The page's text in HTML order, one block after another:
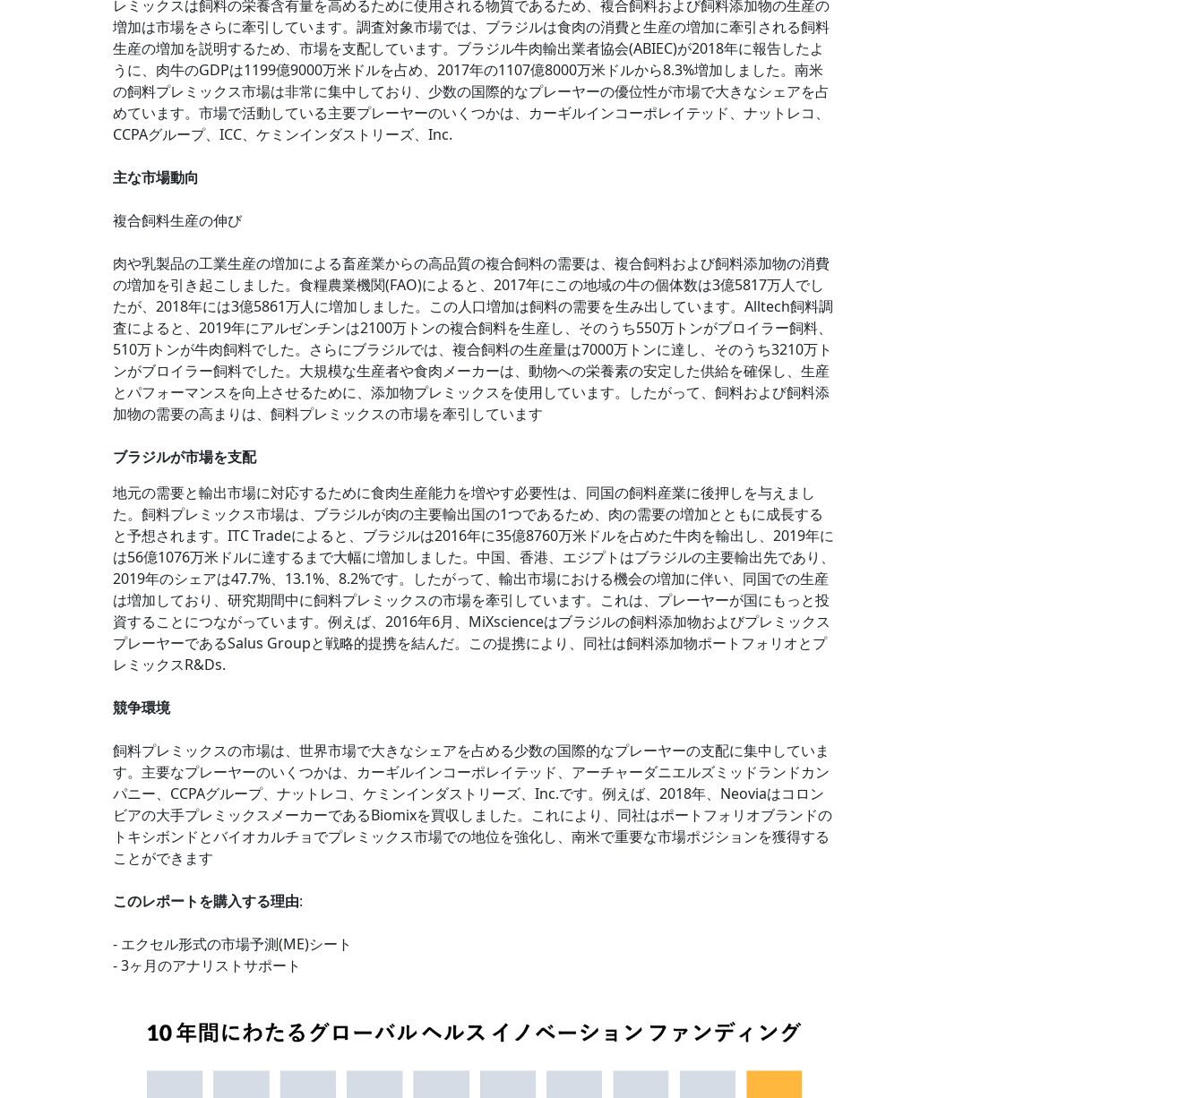
レミックスは飼料の栄養含有量を高めるために使用される物質であるため、複合飼料および飼料添加物の生産の
増加は市場をさらに牽引しています。調査対象市場では、ブラジルは食肉の消費と生産の増加に牽引される飼料
生産の増加を説明するため、市場を支配しています。ブラジル牛肉輸出業者協会(ABIEC)が2018年に報告したよ
うに、肉牛のGDPは1199億9000万米ドルを占め、2017年の1107億8000万米ドルから8.3%増加しました。南米
の飼料プレミックス市場は非常に集中しており、少数の国際的なプレーヤーの優位性が市場で大きなシェアを占
めています。市場で活動している主要プレーヤーのいくつかは、カーギルインコーポレイテッド、ナットレコ、
CCPAグループ、ICC、ケミンインダストリーズ、Inc.
主な市場動向
複合飼料生産の伸び
肉や乳製品の工業生産の増加による畜産業からの高品質の複合飼料の需要は、複合飼料および飼料添加物の消費
の増加を引き起こしました。食糧農業機関(FAO)によると、2017年にこの地域の牛の個体数は3億5817万人でし
たが、2018年には3億5861万人に増加しました。この人口増加は飼料の需要を生み出しています。Alltech飼料調
査によると、2019年にアルゼンチンは2100万トンの複合飼料を生産し、そのうち550万トンがブロイラー飼料、
510万トンが牛肉飼料でした。さらにブラジルでは、複合飼料の生産量は7000万トンに達し、そのうち3210万ト
ンがブロイラー飼料でした。大規模な生産者や食肉メーカーは、動物への栄養素の安定した供給を確保し、生産
とパフォーマンスを向上させるために、添加物プレミックスを使用しています。したがって、飼料および飼料添
加物の需要の高まりは、飼料プレミックスの市場を牽引しています
ブラジルが市場を支配
地元の需要と輸出市場に対応するために食肉生産能力を増やす必要性は、同国の飼料産業に後押しを与えまし
た。飼料プレミックス市場は、ブラジルが肉の主要輸出国の1つであるため、肉の需要の増加とともに成長する
と予想されます。ITC Tradeによると、ブラジルは2016年に35億8760万米ドルを占めた牛肉を輸出し、2019年に
は56億1076万米ドルに達するまで大幅に増加しました。中国、香港、エジプトはブラジルの主要輸出先であり、
2019年のシェアは47.7%、13.1%、8.2%です。したがって、輸出市場における機会の増加に伴い、同国での生産
は増加しており、研究期間中に飼料プレミックスの市場を牽引しています。これは、プレーヤーが国にもっと投
資することにつながっています。例えば、2016年6月、MiXscienceはブラジルの飼料添加物およびプレミックス
プレーヤーであるSalus Groupと戦略的提携を結んだ。この提携により、同社は飼料添加物ポートフォリオとプ
レミックスR&Ds.
競争環境
飼料プレミックスの市場は、世界市場で大きなシェアを占める少数の国際的なプレーヤーの支配に集中していま
す。主要なプレーヤーのいくつかは、カーギルインコーポレイテッド、アーチャーダニエルズミッドランドカン
パニー、CCPAグループ、ナットレコ、ケミンインダストリーズ、Inc.です。例えば、2018年、Neoviaはコロン
ビアの大手プレミックスメーカーであるBiomixを買収しました。これにより、同社はポートフォリオブランドの
トキシボンドとバイオカルチョでプレミックス市場での地位を強化し、南米で重要な市場ポジションを獲得する
ことができます
このレポートを購入する理由:
- エクセル形式の市場予測(ME)シート
- 3ヶ月のアナリストサポート